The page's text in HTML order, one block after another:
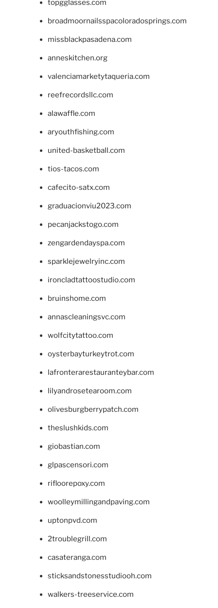
topgglasses.com
broadmoornailsspacoloradosprings.com
missblackpasadena.com
anneskitchen.org
valenciamarketytaqueria.com
reefrecordsllc.com
alawaffle.com
aryouthfishing.com
united-basketball.com
tios-tacos.com
cafecito-satx.com
graduacionviu2023.com
pecanjackstogo.com
zengardendayspa.com
sparklejewelryinc.com
ironcladtattoostudio.com
bruinshome.com
annascleaningsvc.com
wolfcitytattoo.com
oysterbayturkeytrot.com
lafronterarestauranteybar.com
lilyandrosetearoom.com
olivesburgberrypatch.com
theslushkids.com
giobastian.com
glpascensori.com
rifloorepoxy.com
woolleymillingandpaving.com
uptonpvd.com
2troublegrill.com
casateranga.com
sticksandstonesstudiooh.com
walkers-treeservice.com